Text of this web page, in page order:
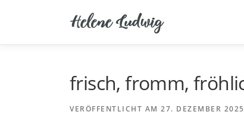
frisch, fromm,
VERÖFFENTLICHT AM 27. DEZEMBER 2025